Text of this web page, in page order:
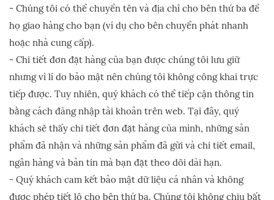
- Chúng tôi có thể chuyển tên và địa chỉ cho bên thứ ba để
họ giao hàng cho bạn (ví dụ cho bên chuyển phát nhanh
hoặc nhà cung cấp).
- Chi tiết đơn đặt hàng của bạn được chúng tôi lưu giữ
nhưng vì lí do bảo mật nên chúng tôi không công khai trực
tiếp được. Tuy nhiên, quý khách có thể tiếp cận thông tin
bằng cách đăng nhập tài khoản trên web. Tại đây, quý
khách sẽ thấy chi tiết đơn đặt hàng của mình, những sản
phẩm đã nhận và những sản phẩm đã gửi và chi tiết email,
ngân hàng và bản tin mà bạn đặt theo dõi dài hạn.
- Quý khách cam kết bảo mật dữ liệu cá nhân và không
được phép tiết lộ cho bên thứ ba. Chúng tôi không chịu bất